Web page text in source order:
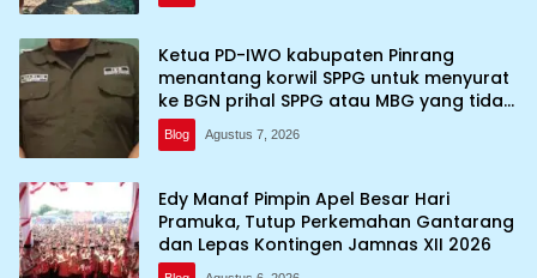
Ketua PD-IWO kabupaten Pinrang
menantang korwil SPPG untuk menyurat
ke BGN prihal SPPG atau MBG yang tidak
memenuhi syarat standar dan
persyaratan teknis
Blog Agustus 7, 2026
Edy Manaf Pimpin Apel Besar Hari
Pramuka, Tutup Perkemahan Gantarang
dan Lepas Kontingen Jamnas XII 2026